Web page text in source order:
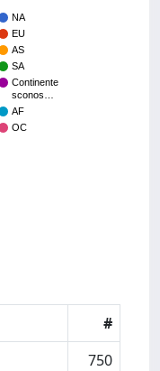
NA
EU
AS
SA
Continente
sconos…
AF
OC
#
750